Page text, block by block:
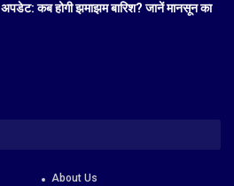
अपडेट: कब होगी झमाझम बारिश? जानें मानसून का
About Us